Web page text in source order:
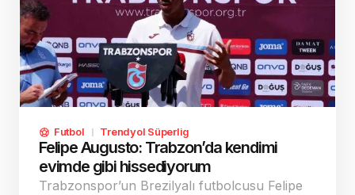
Futbol Trendyol Süperlig
Felipe Augusto: Trabzon’da kendimi
evimde gibi hissediyorum
Trabzonspor’un Brezilyalı futbolcusu Felipe